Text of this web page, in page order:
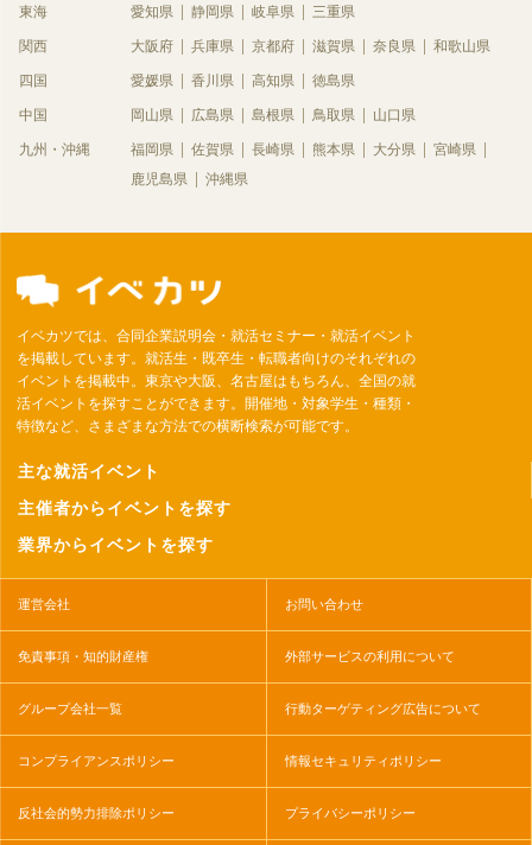
東海 愛知県 静岡県 岐阜県 三重県
関西 大阪府 兵庫県 京都府 滋賀県 奈良県 和歌山県
四国 愛媛県 香川県 高知県 徳島県
中国 岡山県 広島県 島根県 鳥取県 山口県
九州・沖縄 福岡県 佐賀県 長崎県 熊本県 大分県
宮崎県
鹿児島県
沖縄県
イベカツでは、合同企業説明会・就活セミナー・就活イベント
を掲載しています。就活生・既卒生・転職者向けのそれぞれの
イベントを掲載中。東京や大阪、名古屋はもちろん、全国の就
活イベントを探すことができます。開催地・対象学生・種類・
特徴など、さまざまな方法での横断検索が可能です。
主な就活イベント
主催者からイベントを探す
業界からイベントを探す
運営会社 お問い合わせ
免責事項・知的財産権 外部サービスの利用について
グループ会社一覧 行動ターゲティング広告について
コンプライアンスポリシー 情報セキュリティポリシー
反社会的勢力排除ポリシー プライバシーポリシー